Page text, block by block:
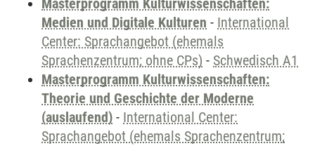
Masterprogramm Kulturwissenschaften:
Medien und Digitale Kulturen - International
Center: Sprachangebot (ehemals
Sprachenzentrum; ohne CPs) - Schwedisch A1
Masterprogramm Kulturwissenschaften:
Theorie und Geschichte der Moderne
(auslaufend) - International Center:
Sprachangebot (ehemals Sprachenzentrum;